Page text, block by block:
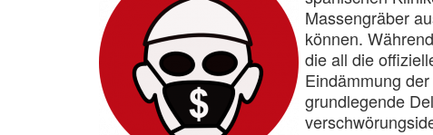
Massengräber
können.
die all die
Eindämmung
grundlegende